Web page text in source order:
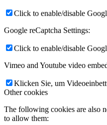
Click to enable/disable
Google reCaptcha Settings:
Click to enable/disable
Vimeo and Youtube video
Klicken Sie, um
Other cookies
The following cookies are also
to allow them: